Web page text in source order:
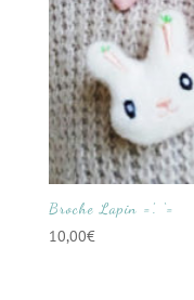
Broche Lapin =’. ‘=
10,00€